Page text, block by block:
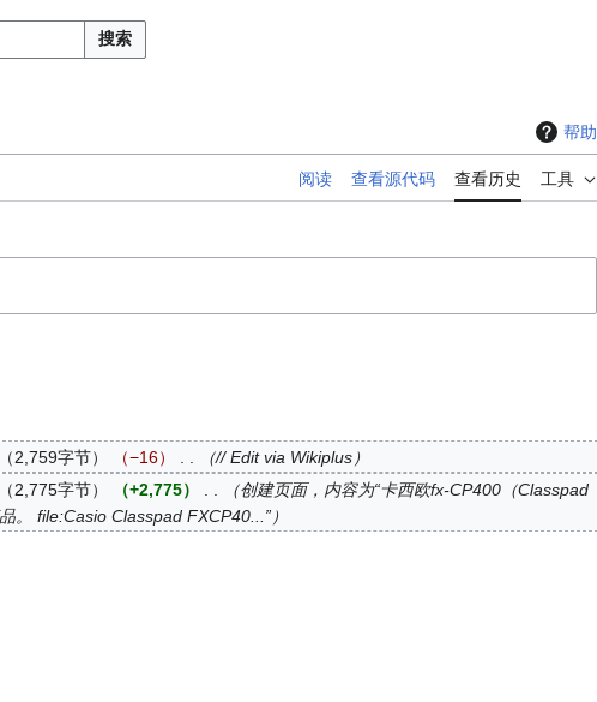
搜索
帮助
阅读 查看源代码 查看历史 工具
2,759字节 −16
// Edit via Wikiplus
2,775字节 +2,775
创建页面，内容为“卡西欧fx-CP400（Classpad
。 file:Casio Classpad FXCP40...”